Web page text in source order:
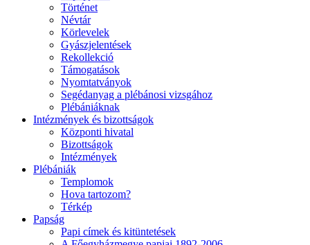
Történet
Névtár
Körlevelek
Gyászjelentések
Rekollekció
Támogatások
Nyomtatványok
Segédanyag a plébánosi vizsgához
Plébániáknak
Intézmények és bizottságok
Központi hivatal
Bizottságok
Intézmények
Plébániák
Templomok
Hova tartozom?
Térkép
Papság
Papi címek és kitüntetések